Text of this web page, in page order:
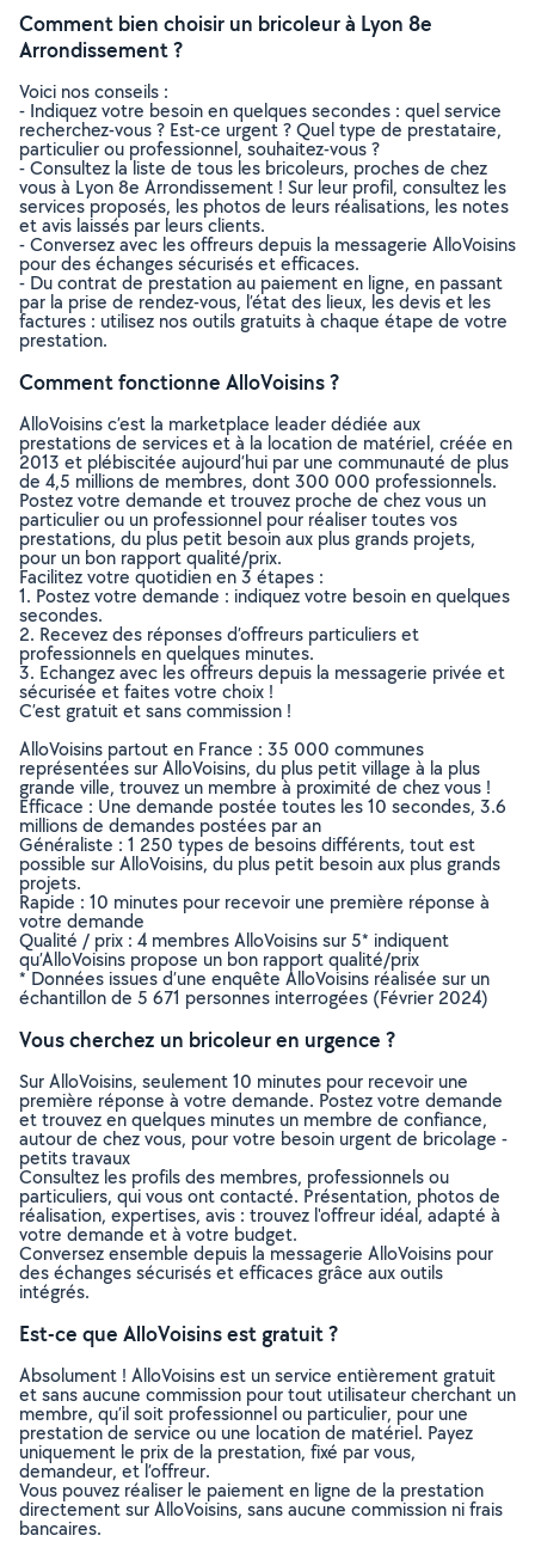
Comment bien choisir un bricoleur à Lyon 8e
Arrondissement ?
Voici nos conseils :
- Indiquez votre besoin en quelques secondes : quel service
recherchez-vous ? Est-ce urgent ? Quel type de prestataire,
particulier ou professionnel, souhaitez-vous ?
- Consultez la liste de tous les bricoleurs, proches de chez
vous à Lyon 8e Arrondissement ! Sur leur profil, consultez les
services proposés, les photos de leurs réalisations, les notes
et avis laissés par leurs clients.
- Conversez avec les offreurs depuis la messagerie AlloVoisins
pour des échanges sécurisés et efficaces.
- Du contrat de prestation au paiement en ligne, en passant
par la prise de rendez-vous, l’état des lieux, les devis et les
factures : utilisez nos outils gratuits à chaque étape de votre
prestation.
Comment fonctionne AlloVoisins ?
AlloVoisins c’est la marketplace leader dédiée aux
prestations de services et à la location de matériel, créée en
2013 et plébiscitée aujourd’hui par une communauté de plus
de 4,5 millions de membres, dont 300 000 professionnels.
Postez votre demande et trouvez proche de chez vous un
particulier ou un professionnel pour réaliser toutes vos
prestations, du plus petit besoin aux plus grands projets,
pour un bon rapport qualité/prix.
Facilitez votre quotidien en 3 étapes :
1. Postez votre demande : indiquez votre besoin en quelques
secondes.
2. Recevez des réponses d’offreurs particuliers et
professionnels en quelques minutes.
3. Echangez avec les offreurs depuis la messagerie privée et
sécurisée et faites votre choix !
C’est gratuit et sans commission !
AlloVoisins partout en France : 35 000 communes
représentées sur AlloVoisins, du plus petit village à la plus
grande ville, trouvez un membre à proximité de chez vous !
Efficace : Une demande postée toutes les 10 secondes, 3.6
millions de demandes postées par an
Généraliste : 1 250 types de besoins différents, tout est
possible sur AlloVoisins, du plus petit besoin aux plus grands
projets.
Rapide : 10 minutes pour recevoir une première réponse à
votre demande
Qualité / prix : 4 membres AlloVoisins sur 5* indiquent
qu’AlloVoisins propose un bon rapport qualité/prix
* Données issues d’une enquête AlloVoisins réalisée sur un
échantillon de 5 671 personnes interrogées (Février 2024)
Vous cherchez un bricoleur en urgence ?
Sur AlloVoisins, seulement 10 minutes pour recevoir une
première réponse à votre demande. Postez votre demande
et trouvez en quelques minutes un membre de confiance,
autour de chez vous, pour votre besoin urgent de bricolage -
petits travaux
Consultez les profils des membres, professionnels ou
particuliers, qui vous ont contacté. Présentation, photos de
réalisation, expertises, avis : trouvez l'offreur idéal, adapté à
votre demande et à votre budget.
Conversez ensemble depuis la messagerie AlloVoisins pour
des échanges sécurisés et efficaces grâce aux outils
intégrés.
Est-ce que AlloVoisins est gratuit ?
Absolument ! AlloVoisins est un service entièrement gratuit
et sans aucune commission pour tout utilisateur cherchant un
membre, qu’il soit professionnel ou particulier, pour une
prestation de service ou une location de matériel. Payez
uniquement le prix de la prestation, fixé par vous,
demandeur, et l’offreur.
Vous pouvez réaliser le paiement en ligne de la prestation
directement sur AlloVoisins, sans aucune commission ni frais
bancaires.